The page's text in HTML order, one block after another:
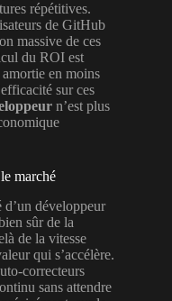
répétitives.
de GitHub
massive de ces
du ROI est
en moins
sur ces
n’est plus
marché
développeur
sûr de la
de la vitesse
qui s’accélère.
correcteurs
sans attendre